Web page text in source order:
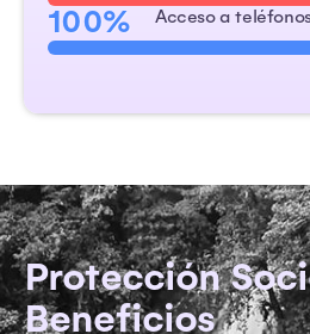
100% Acceso a
Protección
Beneficios